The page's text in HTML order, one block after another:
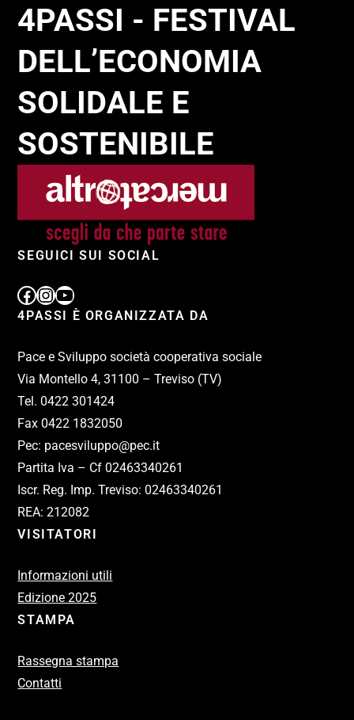
4PASSI - FESTIVAL
DELL’ECONOMIA
SOLIDALE E
SOSTENIBILE
SEGUICI SUI SOCIAL
4PASSI È ORGANIZZATA DA
Pace e Sviluppo società cooperativa sociale
Via Montello 4, 31100 – Treviso (TV)
Tel. 0422 301424
Fax 0422 1832050
Pec: pacesviluppo@pec.it
Partita Iva – Cf 02463340261
Iscr. Reg. Imp. Treviso: 02463340261
REA: 212082
VISITATORI
Informazioni utili
Edizione 2025
STAMPA
Rassegna stampa
Contatti